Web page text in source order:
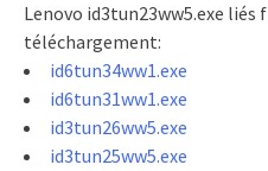
Lenovo id3tun23ww5.exe
téléchargement:
id6tun34ww1.exe
id6tun31ww1.exe
id3tun26ww5.exe
id3tun25ww5.exe